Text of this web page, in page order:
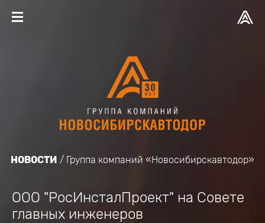
НОВОСТИ Группа компаний «Новосибирскавтодор»
ООО "РосИнсталПроект" на Совете
главных инженеров